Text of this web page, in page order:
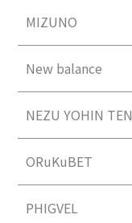
MIZUNO
New balance
NEZU YOHIN TEN
ORuKuBET
PHIGVEL